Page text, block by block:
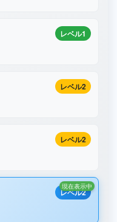
レベル1
レベル2
レベル2
レベル2
現在表示中